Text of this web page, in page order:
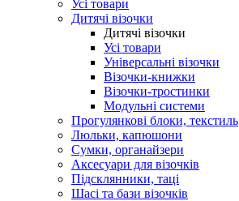
Усі товари
Дитячі візочки
Дитячі візочки
Усі товари
Універсальні візочки
Візочки-книжки
Візочки-тростинки
Модульні системи
Прогулянкові блоки, текстиль
Люльки, капюшони
Сумки, органайзери
Аксесуари для візочків
Підсклянники, таці
Шасі та бази візочків